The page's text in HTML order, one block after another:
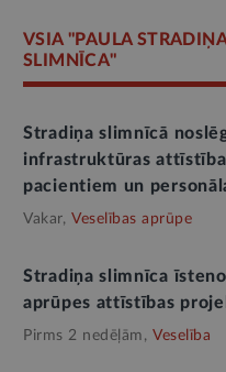
VSIA "PAULA
SLIMNĪCA"
Stradiņa slimnīcā
infrastruktūras
pacientiem un
Vakar, Veselības aprūpe
Stradiņa slimnīca
aprūpes attīstības
Pirms 2 nedēļām, Veselība